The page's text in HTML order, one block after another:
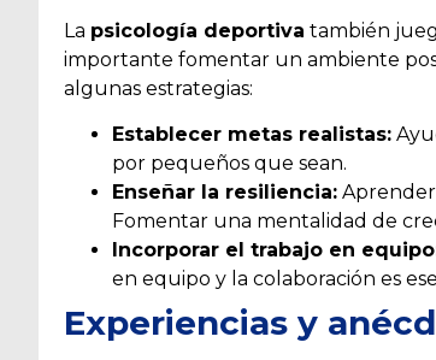
La psicología deportiva también
importante fomentar un ambiente
algunas estrategias:
Establecer metas realistas:
por pequeños que sean.
Enseñar la resiliencia:
Fomentar una mentalidad de
Incorporar el trabajo en
en equipo y la colaboración es
Experiencias y